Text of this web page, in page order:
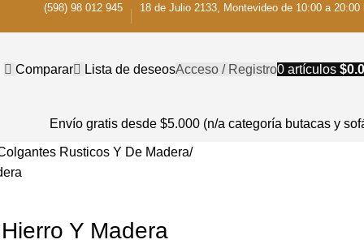
(598) 98 012 945 18 de Julio 2133, Montevideo de 10:00 a 20:00
Comparar Lista de deseosAcceso / Registro0 artículos $
Envío gratis desde $5.000 (n/a categoría butacas y
Rusticos Y De Madera
Y Madera